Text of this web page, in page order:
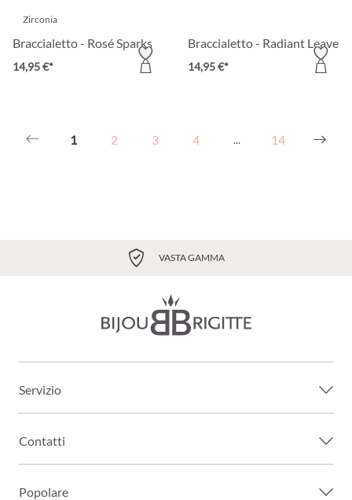
Zirconia
Braccialetto - Rosé Sparks
14,95 €*
Braccialetto - Radiant Leaves
14,95 €*
1 2 3 4 ... 14
VASTA GAMMA
Servizio
Contatti
Popolare